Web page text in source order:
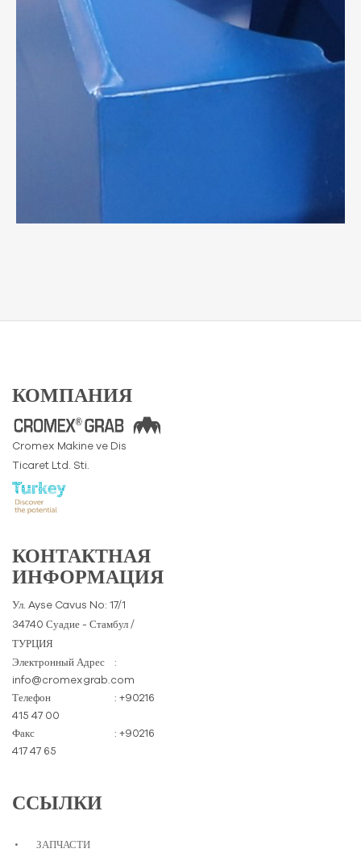
КОМПАНИЯ
Cromex Makine ve Dis
Ticaret Ltd. Sti.
КОНТАКТНАЯ
ИНФОРМАЦИЯ
Ул. Ayse Cavus No: 17/1
34740 Суадие - Стамбул /
ТУРЦИЯ
Электронный Адрес
:
info@cromexgrab.com
Телефон
: +90216
415 47 00
Факс
: +90216
417 47 65
ССЫЛКИ
ЗАПЧАСТИ